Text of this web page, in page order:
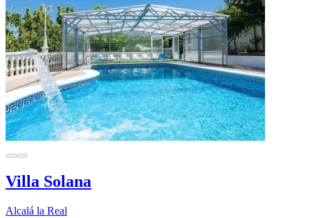
Villa Solana
Alcalá la Real